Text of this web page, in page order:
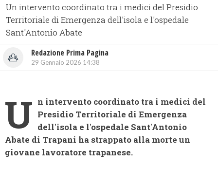
​Un intervento coordinato tra i medici del Presidio
Territoriale di Emergenza dell'isola e l'ospedale
Sant'Antonio Abate
Redazione Prima Pagina
29 Gennaio 2026 14:38
U n intervento coordinato tra i medici del
Presidio Territoriale di Emergenza
dell'isola e l'ospedale Sant'Antonio
Abate di Trapani ha strappato alla morte un
giovane lavoratore trapanese.